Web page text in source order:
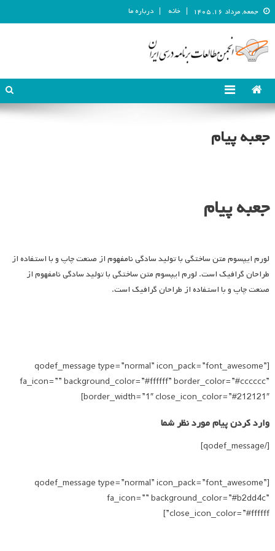
جمعه, مرداد ۱۶, ۱۴۰۵ خانه درباره ما
انجمن مطالعات برنامه درسی ایران
جعبه پیام
جعبه پیام
لورم ایپسوم متن ساختگی با تولید سادگی نامفهوم از صنعت چاپ و با استفاده از
طراحان گرافیک است. لورم ایپسوم متن ساختگی با تولید سادگی نامفهوم از
صنعت چاپ و با استفاده از طراحان گرافیک است.
[qodef_message type=”normal” icon_pack=”font_awesome”
fa_icon=”” background_color=”#ffffff” border_color=”#cccccc”
border_width=”1″ close_icon_color=”#212121″]
وارد کردن پیام مورد نظر شما
[/qodef_message]
[qodef_message type=”normal” icon_pack=”font_awesome”
fa_icon=”” background_color=”#b2dd4c”
close_icon_color=”#ffffff”]